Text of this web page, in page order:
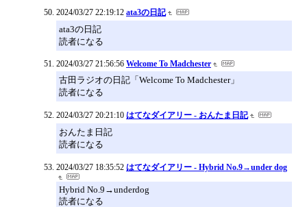
2024/03/27 22:19:12 ata3の日記
ata3の日記
読者になる
2024/03/27 21:56:56 Welcome To Madchester
古田ラジオの日記「Welcome To Madchester」
読者になる
2024/03/27 20:21:10 はてなダイアリー - おんたま日記
おんたま日記
読者になる
2024/03/27 18:35:52 はてなダイアリー - Hybrid No.9→under dog
Hybrid No.9→underdog
読者になる